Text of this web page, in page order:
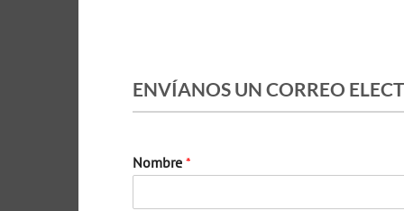
ENVÍANOS UN CORREO
Nombre *